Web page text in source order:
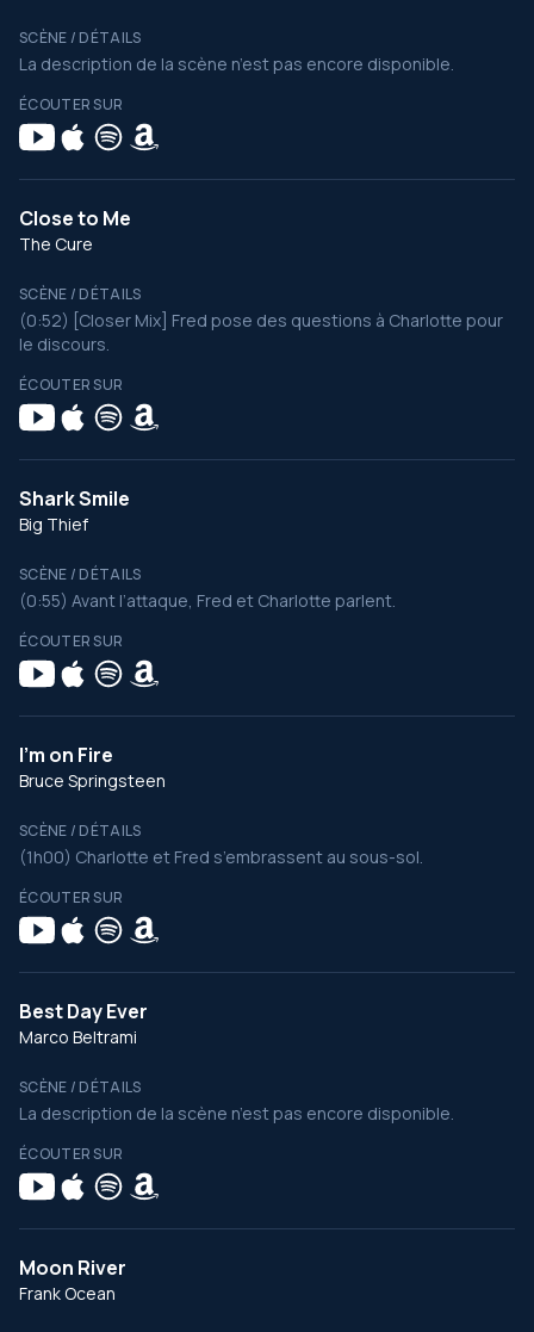
SCÈNE / DÉTAILS
La description de la scène n’est pas encore disponible.
ÉCOUTER SUR
Close to Me
The Cure
SCÈNE / DÉTAILS
(0:52) [Closer Mix] Fred pose des questions à Charlotte pour
le discours.
ÉCOUTER SUR
Shark Smile
Big Thief
SCÈNE / DÉTAILS
(0:55) Avant l’attaque, Fred et Charlotte parlent.
ÉCOUTER SUR
I'm on Fire
Bruce Springsteen
SCÈNE / DÉTAILS
(1h00) Charlotte et Fred s’embrassent au sous-sol.
ÉCOUTER SUR
Best Day Ever
Marco Beltrami
SCÈNE / DÉTAILS
La description de la scène n’est pas encore disponible.
ÉCOUTER SUR
Moon River
Frank Ocean